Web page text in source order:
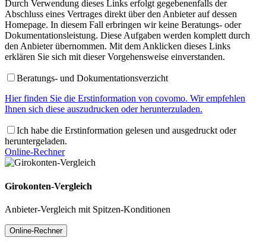
Durch Verwendung dieses Links erfolgt gegebenenfalls der
Abschluss eines Vertrages direkt über den Anbieter auf dessen
Homepage. In diesem Fall erbringen wir keine Beratungs- oder
Dokumentationsleistung. Diese Aufgaben werden komplett durch
den Anbieter übernommen. Mit dem Anklicken dieses Links
erklären Sie sich mit dieser Vorgehensweise einverstanden.
Beratungs- und Dokumentationsverzicht
Hier finden Sie die Erstinformation von covomo. Wir empfehlen
Ihnen sich diese auszudrucken oder herunterzuladen.
Ich habe die Erstinformation gelesen und ausgedruckt oder
heruntergeladen.
Online-Rechner
Girokonten-Vergleich
Anbieter-Vergleich mit Spitzen-Konditionen
Online-Rechner